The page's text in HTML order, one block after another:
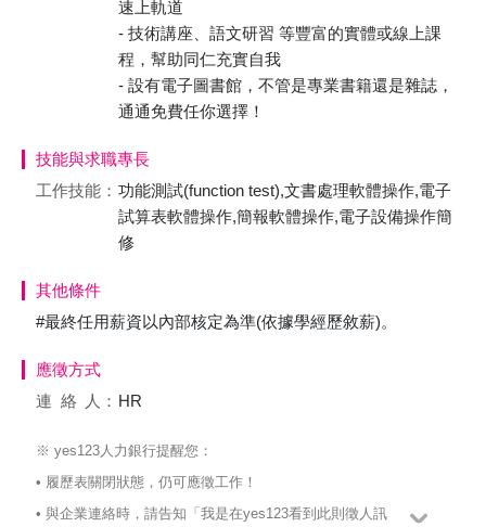
速上軌道
- 技術講座、語文研習 等豐富的實體或線上課
程，幫助同仁充實自我
- 設有電子圖書館，不管是專業書籍還是雜誌，
通通免費任你選擇！
技能與求職專長
工作技能： 功能測試(function test),文書處理軟體操作,電子
試算表軟體操作,簡報軟體操作,電子設備操作簡
修
其他條件
#最終任用薪資以內部核定為準(依據學經歷敘薪)。
應徵方式
連絡
人： HR
※ yes123人力銀行提醒您：
• 履歷表關閉狀態，仍可應徵工作！
• 與企業連絡時，請告知「我是在yes123看到此則徵人訊